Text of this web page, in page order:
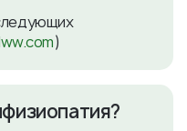
)